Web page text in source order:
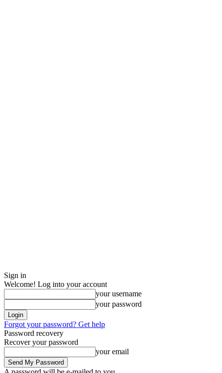
Sign in
Welcome! Log into your account
your username
your password
Forgot your password? Get help
Password recovery
Recover your password
your email